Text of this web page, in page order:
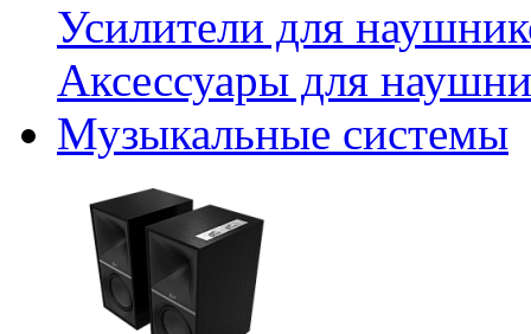
Усилители для
Аксессуары для
Музыкальные системы